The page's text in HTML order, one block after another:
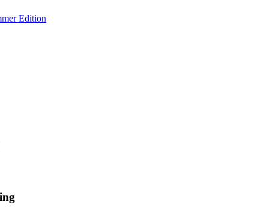
Edition